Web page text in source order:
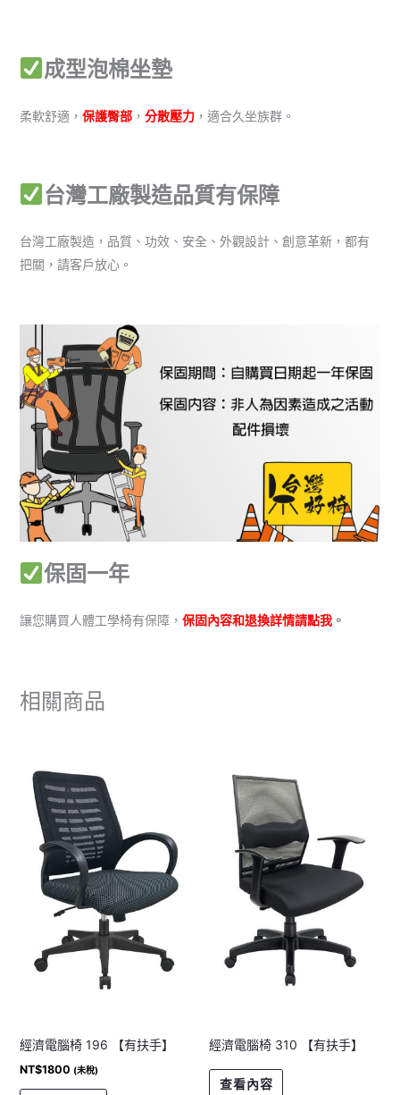
成型泡棉坐墊
柔軟舒適， 保護臀部， 分散壓力，適合久坐族群。
台灣工廠製造品質有保障
台灣工廠製造，品質、功效、安全、外觀設計、創意革新，都有
把關，請客戶放心。
保固一年
讓您購買人體工學椅有保障， 保固內容和退換詳情請點我。
相關商品
經濟電腦椅 196 【有扶手】
NT$1800 (未稅)
經濟電腦椅 310 【有扶手】
查看內容